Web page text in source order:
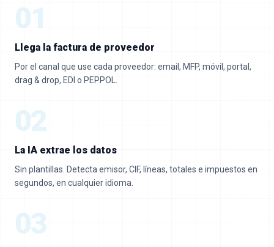
01
Llega la factura de proveedor
Por el canal que use cada proveedor: email, MFP, móvil, portal,
drag & drop, EDI o PEPPOL.
02
La IA extrae los datos
Sin plantillas. Detecta emisor, CIF, líneas, totales e impuestos en
segundos, en cualquier idioma.
03